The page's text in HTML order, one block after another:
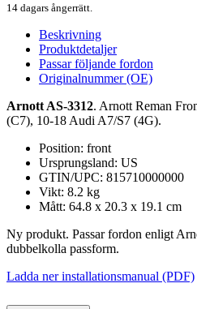
14 dagars ångerrätt.
Beskrivning
Produktdetaljer
Passar följande fordon
Originalnummer (OE)
Arnott AS-3312. Arnott Reman
(C7), 10-18 Audi A7/S7 (4G).
Position: front
Ursprungsland: US
GTIN/UPC: 815710000000
Vikt: 8.2 kg
Mått: 64.8 x 20.3 x 19.1 cm
Ny produkt. Passar fordon enligt
dubbelkolla passform.
Ladda ner installationsmanual (PDF)